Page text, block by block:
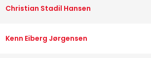
Christian Stadil Hansen
Kenn Eiberg Jørgensen